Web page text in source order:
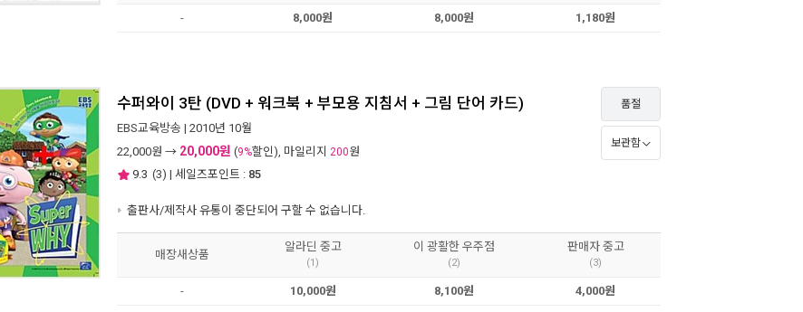
- 8,000원 8,000원 1,180원
수퍼와이 3탄 (DVD + 워크북 + 부모용 지침서 + 그림 단어 카드)
EBS교육방송 | 2010년 10월
22,000원 → 20,000원 (9%할인), 마일리지 200원
9.3 (3) | 세일즈포인트 : 85
출판사/제작사 유통이 중단되어 구할 수 없습니다.
품절
보관함
매장새상품
알라딘 중고
(1)
이 광활한 우주점
(2)
판매자 중고
(3)
- 10,000원 8,100원 4,000원